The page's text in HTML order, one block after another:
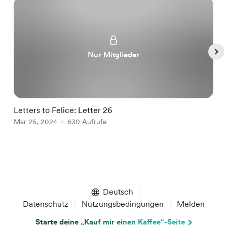
Nur Mitglieder
Letters to Felice: Letter 26
Mar 25, 2024 630 Aufrufe
Deutsch
Datenschutz
Nutzungsbedingungen Melden
Starte deine „Kauf mir einen Kaffee“-Seite